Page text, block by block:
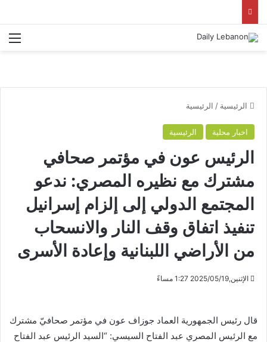
الرئيسية / الرئيسية
اخبار محلية الرئيسية
الرئيس عون في مؤتمر صحافي
مشترك مع نظيره المصري: ندعو
المجتمع الدولي إلى إلزام إسرانيل
تنفيذ اتفاق وقف النار ‏والانسحاب
من الأراضي اللبنانية وإعادة الأسرى
الإثنين,2025/05/19 1:27 مساءً
قال رئيس الجمهورية العماد جوزاف عون في مؤتمر صحافيّ مشترك
مع الرئيس المصري عبد الفتاح السيسي: “‏السيد الرئيس عبد الفتاح